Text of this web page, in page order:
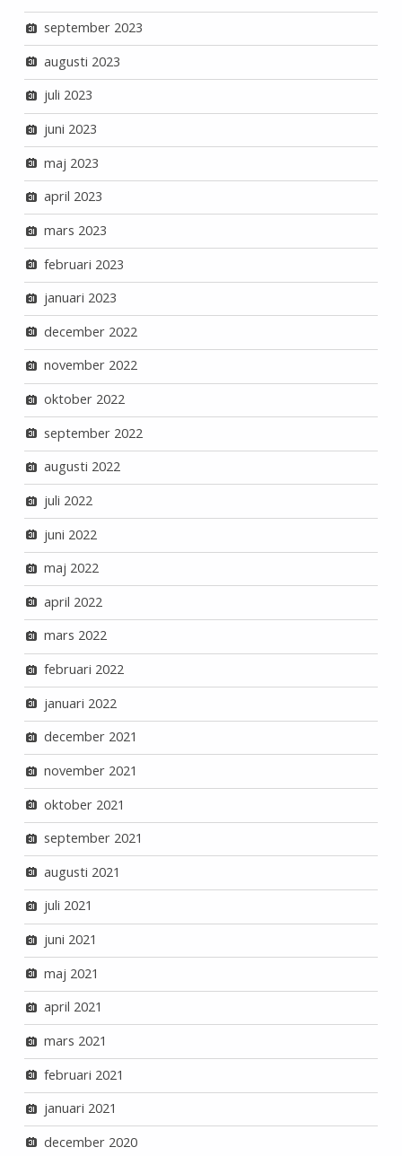
september 2023
augusti 2023
juli 2023
juni 2023
maj 2023
april 2023
mars 2023
februari 2023
januari 2023
december 2022
november 2022
oktober 2022
september 2022
augusti 2022
juli 2022
juni 2022
maj 2022
april 2022
mars 2022
februari 2022
januari 2022
december 2021
november 2021
oktober 2021
september 2021
augusti 2021
juli 2021
juni 2021
maj 2021
april 2021
mars 2021
februari 2021
januari 2021
december 2020